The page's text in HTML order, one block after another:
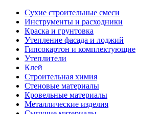
Сухие строительные смеси
Инструменты и расходники
Краска и грунтовка
Утепление фасада и лоджий
Гипсокартон и комплектующие
Утеплители
Клей
Строительная химия
Стеновые материалы
Кровельные материалы
Металлические изделия